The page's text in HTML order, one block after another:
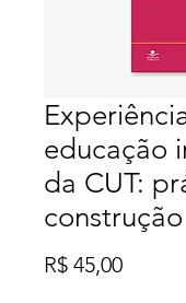
educação
da CUT:
construção
R$ 45,00Preço